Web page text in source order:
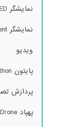
نمایشگر OLED
نمایشگر Segment
ویدیو
پایتون Python
پردازش
پهپاد Drone